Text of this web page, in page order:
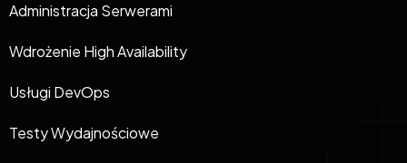
Administracja Serwerami
Wdrożenie High Availability
Usługi DevOps
Testy Wydajnościowe